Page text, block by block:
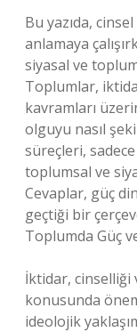
Bu yazıda,
anlamaya
siyasal ve
Toplumlar,
kavramları
olguyu nasıl
süreçleri,
toplumsal ve
Cevaplar, güç
geçtiği bir
Toplumda Güç
İktidar,
konusunda
ideolojik